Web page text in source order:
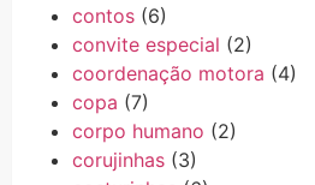
contos (6)
convite especial (2)
coordenação motora (4)
copa (7)
corpo humano (2)
corujinhas (3)